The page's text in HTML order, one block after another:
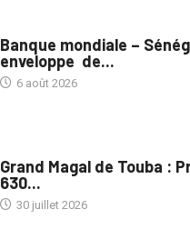
Banque mondiale –
enveloppe de...
6 août 2026
Grand Magal de Touba :
630...
30 juillet 2026